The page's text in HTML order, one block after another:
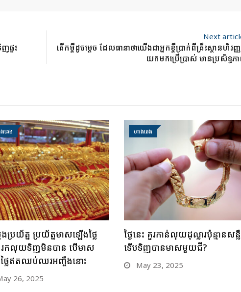
ទះ
Next
តើកម្ចីដូចម្តេច ដែលធានាថាយើងជាអ្នកខ្ចីប្រាក់ពីគ្រឹះស្ថានហិរញ្ញ
យកមកប្រើប្រាស់ មានប្រសិទ្ធភ
ឆេង
ងប្រយ័ត្ន ប្រយ័ត្នមាសឡើងថ្លៃ
រកលុយទិញមិនបាន បើមាស
លៃឥតឈប់ឈរអញ្ចឹងនោះ
26, 2025
ហាងឆេង
ថ្ងៃនេះ គួរកាន់លុយដុល្លារប៉ុន្មានសន្
ទើបទិញបានមាសមួយជី?
May 23, 2025